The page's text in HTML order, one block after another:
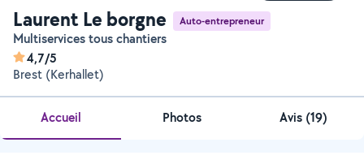
Laurent Le borgne Auto-entrepreneur
Multiservices tous chantiers
4,7/5
Brest (Kerhallet)
Accueil Photos Avis (19)